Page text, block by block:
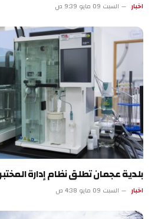
اخبار السبت 09 مايو 9:39 ص
بلدية عجمان تطلق نظام إدارة
اخبار السبت 09 مايو 4:38 ص